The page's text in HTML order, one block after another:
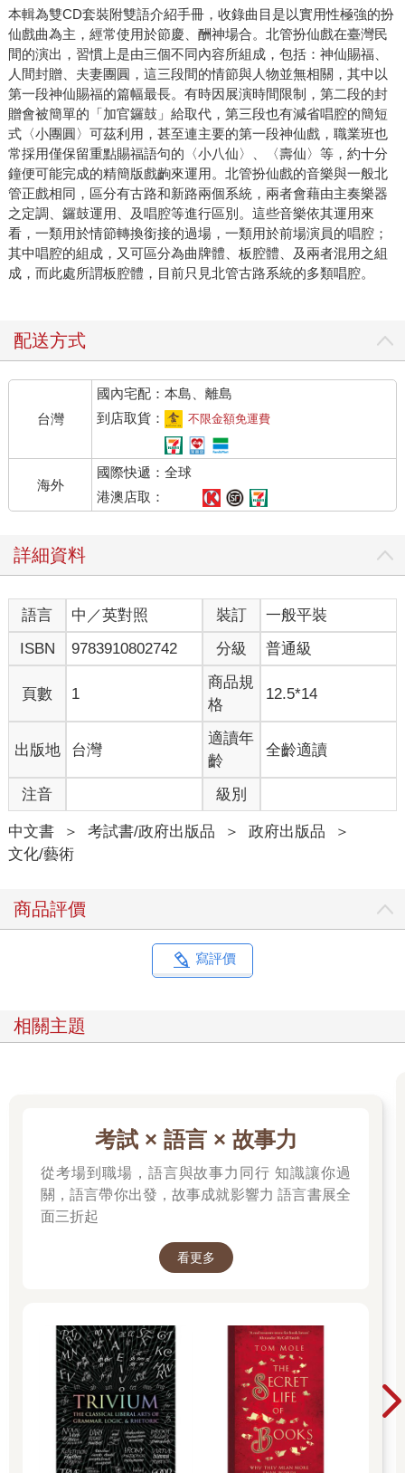
本輯為雙CD套裝附雙語介紹手冊，收錄曲目是以實用性極強的扮
仙戲曲為主，經常使用於節慶、酬神場合。北管扮仙戲在臺灣民
間的演出，習慣上是由三個不同內容所組成，包括：神仙賜福、
人間封贈、夫妻團圓，這三段間的情節與人物並無相關，其中以
第一段神仙賜福的篇幅最長。有時因展演時間限制，第二段的封
贈會被簡單的「加官鑼鼓」給取代，第三段也有減省唱腔的簡短
式〈小團圓〉可茲利用，甚至連主要的第一段神仙戲，職業班也
常採用僅保留重點賜福語句的〈小八仙〉、〈壽仙〉等，約十分
鐘便可能完成的精簡版戲齣來運用。北管扮仙戲的音樂與一般北
管正戲相同，區分有古路和新路兩個系統，兩者會藉由主奏樂器
之定調、鑼鼓運用、及唱腔等進行區別。這些音樂依其運用來
看，一類用於情節轉換銜接的過場，一類用於前場演員的唱腔；
其中唱腔的組成，又可區分為曲牌體、板腔體、及兩者混用之組
成，而此處所謂板腔體，目前只見北管古路系統的多類唱腔。
配送方式
台灣
國內宅配：本島、離島
到店取貨：
不限金額免運費
海外
國際快遞：全球
港澳店取：
詳細資料
語言 中／英對照 裝訂
一般平裝
ISBN
9783910802742 分級 普通級
頁數 1
商品規
格
12.5*14
出版地 台灣
適讀年
齡
全齡適讀
注音 級別
中文書 ＞ 考試書/政府出版品 ＞ 政府出版品
＞
文化/藝術
商品評價
寫評價
相關主題
考試 × 語言 × 故事力
從考場到職場，語言與故事力同行 知識讓你過
關，語言帶你出發，故事成就影響力 語言書展全
面三折起
看更多